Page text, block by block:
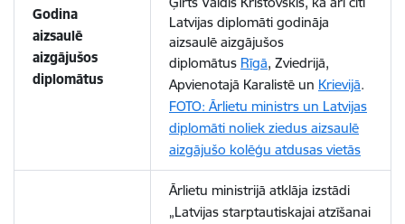
Godina
aizsaulē
aizgājušos
diplomātus
Latvijas diplomāti godināja
aizsaulē aizgājušos
diplomātus Rīgā, Zviedrijā,
Apvienotajā Karalistē un Krievijā.
FOTO: Ārlietu ministrs un Latvijas
diplomāti noliek ziedus aizsaulē
aizgājušo kolēģu atdusas vietās
Ārlietu ministrijā atklāja izstādi
„Latvijas starptautiskajai atzīšanai